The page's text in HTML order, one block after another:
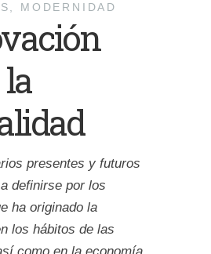
, MODERNIDAD
presentes y futuros
definirse por los
ha originado la
los hábitos de las